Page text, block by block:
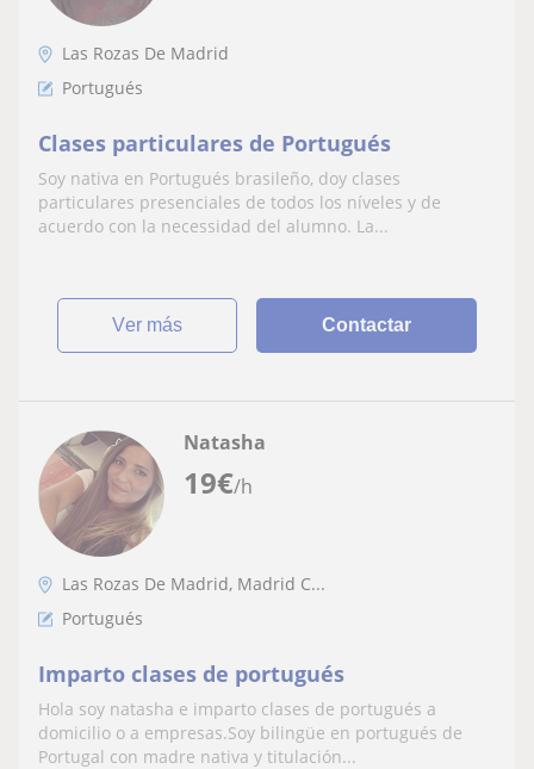
Las Rozas De Madrid
Portugués
Clases particulares de Portugués
Soy nativa en Portugués brasileño, doy clases
particulares presenciales de todos los níveles y de
acuerdo con la necessidad del alumno. La...
ver más Contactar
19€/h
Natasha
Las Rozas De Madrid, Madrid C...
Portugués
Imparto clases de portugués
Hola soy natasha e imparto clases de portugués a
domicilio o a empresas.Soy bilingüe en portugués de
Portugal con madre nativa y titulación...